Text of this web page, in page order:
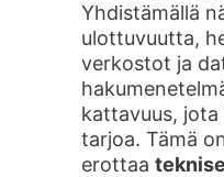
Yhdistämällä
ulottuvuutta,
verkostot ja
kattavuus, jota
tarjoa. Tämä
erottaa